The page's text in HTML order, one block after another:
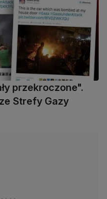
przekroczone".
Strefy Gazy